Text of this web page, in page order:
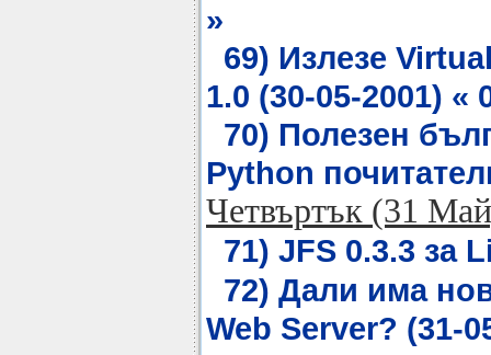
»
69) Излезе
1.0 (30-05-2001) «
70) Полезен
Python
Четвъртък (31
71) JFS 0.3.3 за
72) Дали има
Web Server? (31-